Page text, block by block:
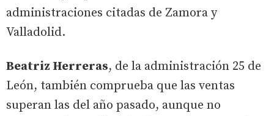
administraciones citadas de Zamora y
Valladolid.
Beatriz Herreras, de la administración 25 de
León, también comprueba que las ventas
superan las del año pasado, aunque no